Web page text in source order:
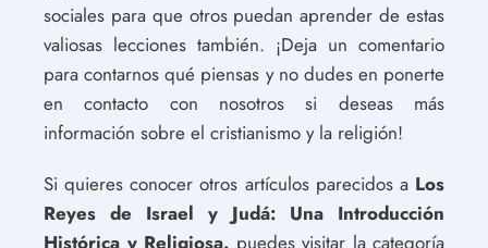
sociales para que otros puedan aprender de estas
valiosas lecciones también. ¡Deja un comentario
para contarnos qué piensas y no dudes en ponerte
en contacto con nosotros si deseas más
información sobre el cristianismo y la religión!
Si quieres conocer otros artículos parecidos a Los
Reyes de Israel y Judá: Una Introducción
Histórica y Religiosa. puedes visitar la categoría